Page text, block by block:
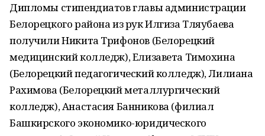
Дипломы стипендиатов главы администрации
Белорецкого района из рук Илгиза Тляубаева
получили Никита Трифонов (Белорецкий
медицинский колледж), Елизавета Тимохина
(Белорецкий педагогический колледж), Лилиана
Рахимова (Белорецкий металлургический
колледж), Анастасия Банникова (филиал
Башкирского экономико-юридического